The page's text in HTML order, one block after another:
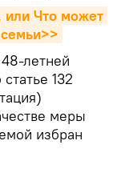
или Что может
летней
132
меры
избран